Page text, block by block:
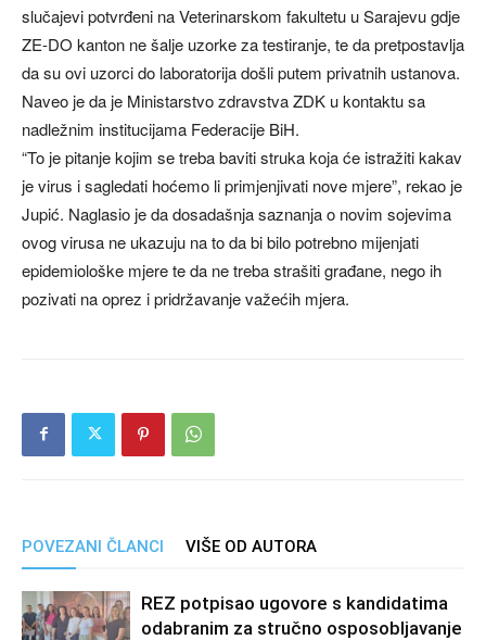
slučajevi potvrđeni na Veterinarskom fakultetu u Sarajevu gdje
ZE-DO kanton ne šalje uzorke za testiranje, te da pretpostavlja
da su ovi uzorci do laboratorija došli putem privatnih ustanova.
Naveo je da je Ministarstvo zdravstva ZDK u kontaktu sa
nadležnim institucijama Federacije BiH.
“To je pitanje kojim se treba baviti struka koja će istražiti kakav
je virus i sagledati hoćemo li primjenjivati nove mjere”, rekao je
Jupić. Naglasio je da dosadašnja saznanja o novim sojevima
ovog virusa ne ukazuju na to da bi bilo potrebno mijenjati
epidemiološke mjere te da ne treba strašiti građane, nego ih
pozivati na oprez i pridržavanje važećih mjera.
POVEZANI ČLANCI VIŠE OD AUTORA
REZ potpisao ugovore s kandidatima
odabranim za stručno osposobljavanje